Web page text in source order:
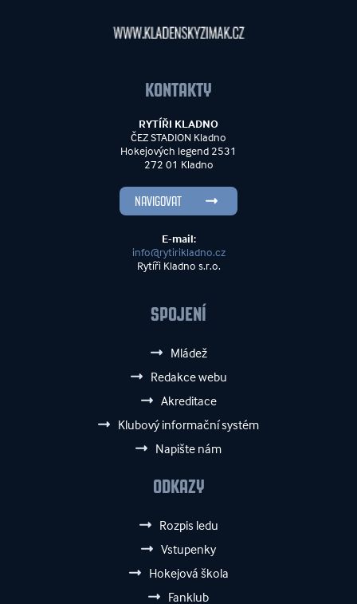
KONTAKTY
RYTÍŘI KLADNO
ČEZ STADION Kladno
Hokejových legend 2531
272 01 Kladno
NAVIGOVAT
E-mail:
info@rytirikladno.cz
Rytíři Kladno s.r.o.
SPOJENÍ
Mládež
Redakce webu
Akreditace
Klubový informační systém
Napište nám
ODKAZY
Rozpis ledu
Vstupenky
Hokejová škola
Fanklub